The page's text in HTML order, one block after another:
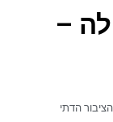
–
הדתי